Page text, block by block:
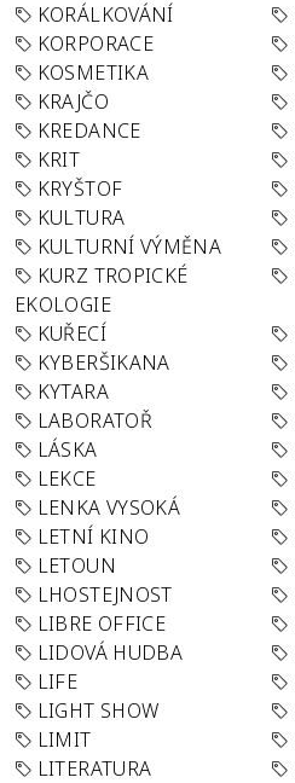
KORÁLKOVÁNÍ
KORPORACE
KOSMETIKA
KRAJČO
KREDANCE
KRIT
KRYŠTOF
KULTURA
KULTURNÍ VÝMĚNA
KURZ TROPICKÉ
EKOLOGIE
KUŘECÍ
KYBERŠIKANA
KYTARA
LABORATOŘ
LÁSKA
LEKCE
LENKA VYSOKÁ
LETNÍ KINO
LETOUN
LHOSTEJNOST
LIBRE OFFICE
LIDOVÁ HUDBA
LIFE
LIGHT SHOW
LIMIT
LITERATURA